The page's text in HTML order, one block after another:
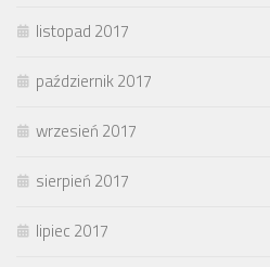
listopad 2017
październik 2017
wrzesień 2017
sierpień 2017
lipiec 2017